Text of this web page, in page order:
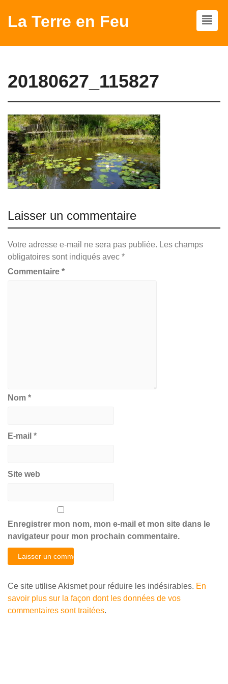
La Terre en Feu
20180627_115827
Laisser un commentaire
Votre adresse e-mail ne sera pas publiée. Les champs
obligatoires sont indiqués avec *
Commentaire *
Nom *
E-mail *
Site web
Enregistrer mon nom, mon e-mail et mon site dans le
navigateur pour mon prochain commentaire.
Ce site utilise Akismet pour réduire les indésirables. En
savoir plus sur la façon dont les données de vos
commentaires sont traitées.